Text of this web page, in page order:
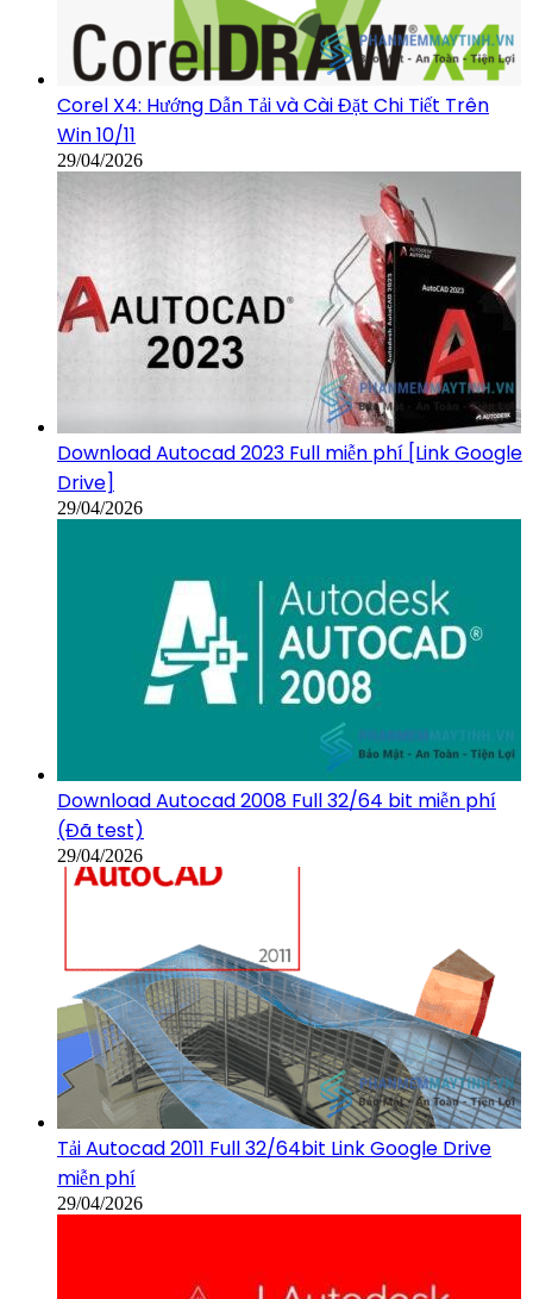
Corel X4: Hướng Dẫn Tải và Cài Đặt Chi Tiết Trên
Win 10/11
29/04/2026
Download Autocad 2023 Full miễn phí [Link Google
Drive]
29/04/2026
Download Autocad 2008 Full 32/64 bit miễn phí
(Đã test)
29/04/2026
Tải Autocad 2011 Full 32/64bit Link Google Drive
miễn phí
29/04/2026